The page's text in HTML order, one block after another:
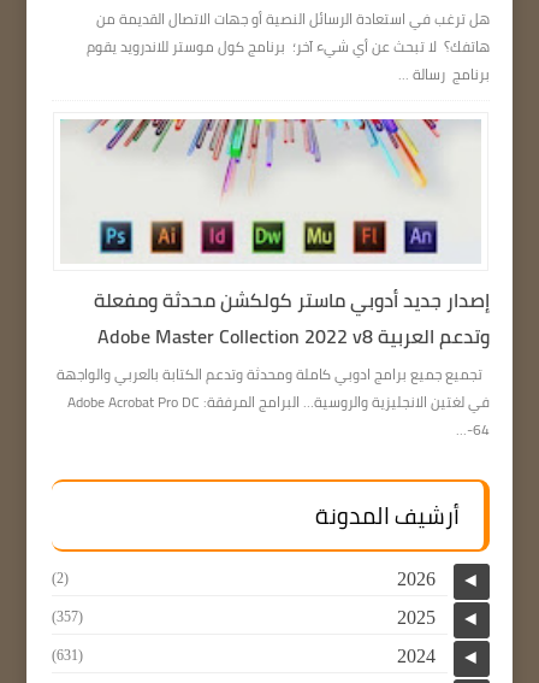
هل ترغب في استعادة الرسائل النصية أو جهات الاتصال القديمة من
هاتفك؟ لا تبحث عن أي شيء آخر؛ برنامج كول موستر للاندرويد يقوم
برنامج رسالة ...
إصدار جديد أدوبي ماستر كولكشن محدثة ومفعلة
وتدعم العربية Adobe Master Collection 2022 v8
تجميع جميع برامج ادوبي كاملة ومحدثة وتدعم الكتابة بالعربي والواجهة
في لغتين الانجليزية والروسية… البرامج المرفقة: Adobe Acrobat Pro DC
64-...
أرشيف المدونة
◄
2026
(2)
◄
2025
(357)
◄
2024
(631)